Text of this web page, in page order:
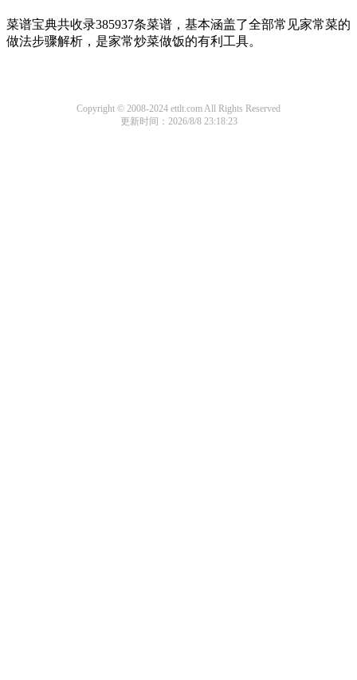
菜谱宝典共收录385937条菜谱，基本涵盖了全部常见家常菜的
做法步骤解析，是家常炒菜做饭的有利工具。
Copyright © 2008-2024 ettlt.com All Rights Reserved
更新时间：2026/8/8 23:18:23